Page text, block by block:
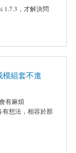
1.7.3，才解決問
模組套不進
有麻煩
有想法，相容於那